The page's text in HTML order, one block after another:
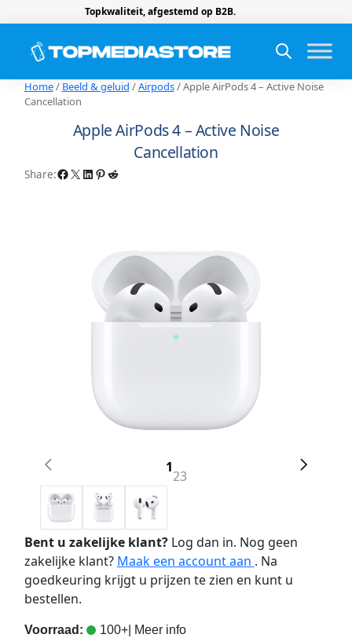
Topkwaliteit, afgestemd op B2B.
Home/ Beeld & geluid /Airpods/ Apple AirPods 4 – Active Noise
Cancellation
Apple AirPods 4 – Active Noise
Cancellation
Share:Facebook X LinkedIn Pinterest Reddit
1
23
Bent u zakelijke klant?Log dan in. Nog geen
zakelijke klant? Maak een account aan . Na
goedkeuring krijgt u prijzen te zien en kunt u
bestellen.
Voorraad: 100+| Meer info